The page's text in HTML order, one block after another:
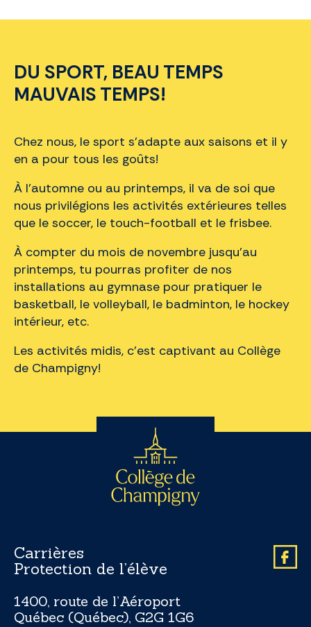
DU SPORT, BEAU TEMPS
MAUVAIS TEMPS!
Chez nous, le sport s’adapte aux saisons et il y
en a pour tous les goûts!
À l’automne ou au printemps, il va de soi que
nous privilégions les activités extérieures telles
que le soccer, le touch-football et le frisbee.
À compter du mois de novembre jusqu’au
printemps, tu pourras profiter de nos
installations au gymnase pour pratiquer le
basketball, le volleyball, le badminton, le hockey
intérieur, etc.
Les activités midis, c’est captivant au Collège
de Champigny!
Carrières
Protection de l’élève
1400, route de l’Aéroport
Québec (Québec), G2G 1G6